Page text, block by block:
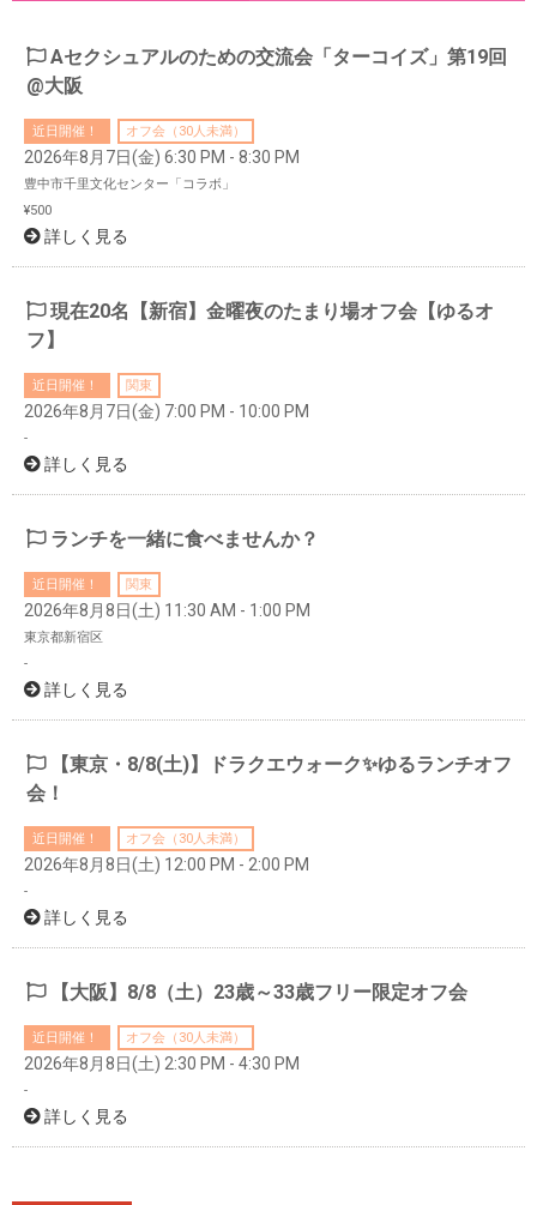
Aセクシュアルのための交流会「ターコイズ」第19回
@大阪
近日開催！ オフ会（30人未満）
2026年8月7日(金) 6:30 PM - 8:30 PM
豊中市千里文化センター「コラボ」
¥500
詳しく見る
現在20名【新宿】金曜夜のたまり場オフ会【ゆるオ
フ】
近日開催！ 関東
2026年8月7日(金) 7:00 PM - 10:00 PM
-
詳しく見る
ランチを一緒に食べませんか？
近日開催！ 関東
2026年8月8日(土) 11:30 AM - 1:00 PM
東京都新宿区
-
詳しく見る
【東京・8/8(土)】ドラクエウォーク✨ゆるランチオフ
会！
近日開催！ オフ会（30人未満）
2026年8月8日(土) 12:00 PM - 2:00 PM
-
詳しく見る
【大阪】8/8（土）23歳～33歳フリー限定オフ会
近日開催！ オフ会（30人未満）
2026年8月8日(土) 2:30 PM - 4:30 PM
-
詳しく見る